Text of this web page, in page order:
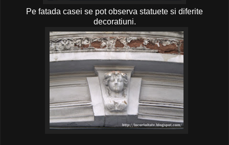
Pe fatada casei se pot observa statuete si diferite
decoratiuni.